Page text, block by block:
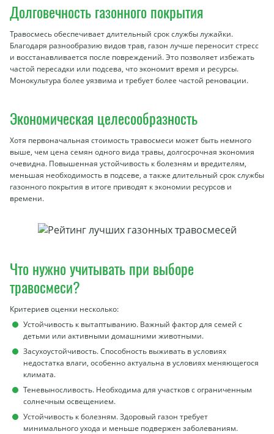
Долговечность газонного покрытия
Травосмесь обеспечивает длительный срок службы лужайки.
Благодаря разнообразию видов трав, газон лучше переносит стресс
и восстанавливается после повреждений. Это позволяет избежать
частой пересадки или подсева, что экономит время и ресурсы.
Монокультура более уязвима и требует более частой реновации.
Экономическая целесообразность
Хотя первоначальная стоимость травосмеси может быть немного
выше, чем цена семян одного вида травы, долгосрочная экономия
очевидна. Повышенная устойчивость к болезням и вредителям,
меньшая необходимость в подсеве, а также длительный срок службы
газонного покрытия в итоге приводят к экономии ресурсов и
времени.
Что нужно учитывать при выборе
травосмеси?
Критериев оценки несколько:
Устойчивость к вытаптыванию. Важный фактор для семей с
детьми или активными домашними животными.
Засухоустойчивость. Способность выживать в условиях
недостатка влаги, особенно актуальна в условиях меняющегося
климата.
Теневыносливость. Необходима для участков с ограниченным
солнечным освещением.
Устойчивость к болезням. Здоровый газон требует
минимального ухода и меньше подвержен заболеваниям.